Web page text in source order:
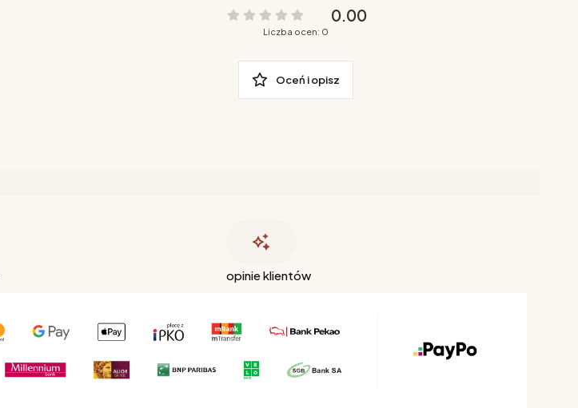
0.00
Liczba ocen: 0
Oceń i opisz
opinie klientów